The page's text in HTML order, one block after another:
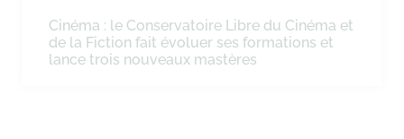
Cinéma : le Conservatoire Libre du Cinéma et
de la Fiction fait évoluer ses formations et
lance trois nouveaux mastères